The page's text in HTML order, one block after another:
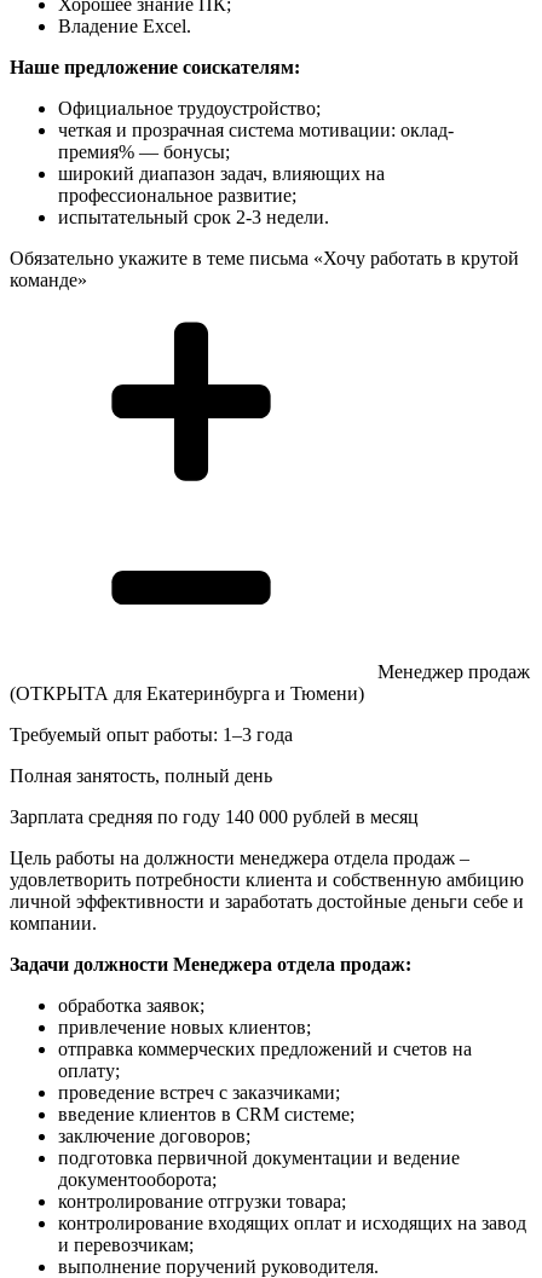
Владение Excel.
Наше предложение соискателям:
Официальное трудоустройство;
четкая и прозрачная система мотивации: оклад-
премия% — бонусы;
широкий диапазон задач, влияющих на
профессиональное развитие;
испытательный срок 2-3 недели.
Обязательно укажите в теме письма «Хочу работать в крутой
команде»
Менеджер продаж
(ОТКРЫТА для Екатеринбурга и Тюмени)
Требуемый опыт работы: 1–3 года
Полная занятость, полный день
Зарплата средняя по году 140 000 рублей в месяц
Цель работы на должности менеджера отдела продаж –
удовлетворить потребности клиента и собственную амбицию
личной эффективности и заработать достойные деньги себе и
компании.
Задачи должности Менеджера отдела продаж:
обработка заявок;
привлечение новых клиентов;
отправка коммерческих предложений и счетов на
оплату;
проведение встреч с заказчиками;
введение клиентов в CRM системе;
заключение договоров;
подготовка первичной документации и ведение
документооборота;
контролирование отгрузки товара;
контролирование входящих оплат и исходящих на завод
и перевозчикам;
выполнение поручений руководителя.